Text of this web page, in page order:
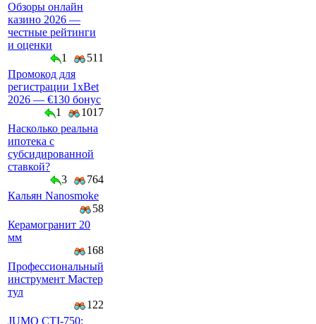
Обзоры онлайн
казино 2026 —
честные рейтинги
и оценки
1
511
Промокод для
регистрации 1xBet
2026 — €130 бонус
1
1017
Насколько реальна
ипотека с
субсидированной
ставкой?
3
764
Кальян Nanosmoke
58
Керамогранит 20
мм
168
Профессиональный
инструмент Мастер
тул
122
JUMO CTI-750: